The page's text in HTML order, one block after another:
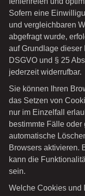
Sofern eine
und vergleichbaren
abgefragt wurde,
auf Grundlage dieser
DSGVO und § 25
jederzeit widerrufbar.
Sie können Ihren
das Setzen von
nur im Einzelfall
bestimmte Fälle
automatische
Browsers aktivieren.
kann die
sein.
Welche Cookies und